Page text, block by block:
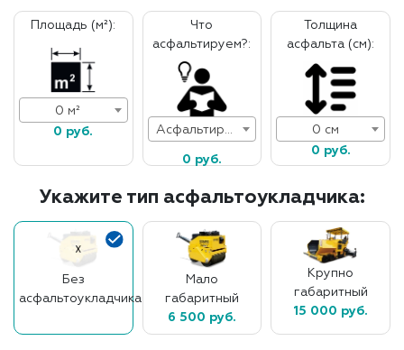
Площадь (м²):
0 м²
0 руб.
Что
асфальтируем?:
0 руб.
Толщина
асфальта (см):
0 см
0 руб.
Укажите тип асфальтоукладчика:
Без
асфальтоукладчика
Мало
габаритный
6 500 руб.
Крупно
габаритный
15 000 руб.